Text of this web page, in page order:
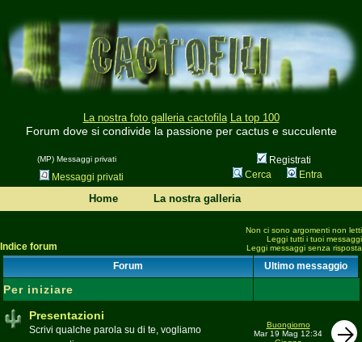
La nostra foto galleria cactofila La top 100
Forum dove si condivide la passione per cactus e succulente
(MP) Messaggi privati
Registrati
Messaggi privati
Cerca Entra
Home La nostra galleria
Indice forum
Non ci sono argomenti non letti
Leggi tutti i tuoi messaggi
Leggi messaggi senza risposta
Forum Ultimo messaggio
Per iniziare
Presentazioni
Scrivi qualche parola su di te, vogliamo
Buongiorno
Mar 19 Mag 12:34